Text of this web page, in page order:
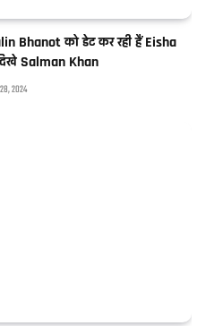
Bhanot को डेट कर रही हैं Eisha
Salman Khan
2024